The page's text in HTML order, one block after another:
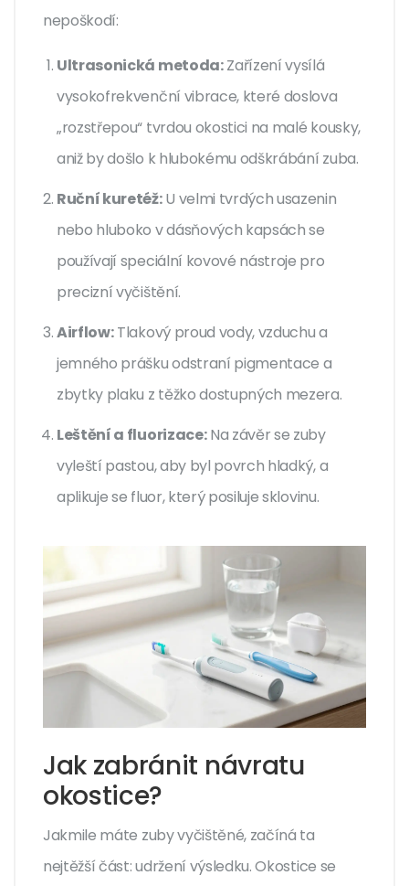
nepoškodí:
Ultrasonická metoda:Zařízení vysílá
vysokofrekvenční vibrace, které doslova
„rozstřepou“ tvrdou okostici na malé kousky,
aniž by došlo k hlubokému odškrábání zuba.
Ruční kuretéž:U velmi tvrdých usazenin
nebo hluboko v dásňových kapsách se
používají speciální kovové nástroje pro
precizní vyčištění.
Airflow:Tlakový proud vody, vzduchu a
jemného prášku odstraní pigmentace a
zbytky plaku z těžko dostupných mezera.
Leštění a fluorizace:Na závěr se zuby
vyleští pastou, aby byl povrch hladký, a
aplikuje se fluor, který posiluje sklovinu.
Jak zabránit návratu
okostice?
Jakmile máte zuby vyčištěné, začíná ta
nejtěžší část: udržení výsledku. Okostice se